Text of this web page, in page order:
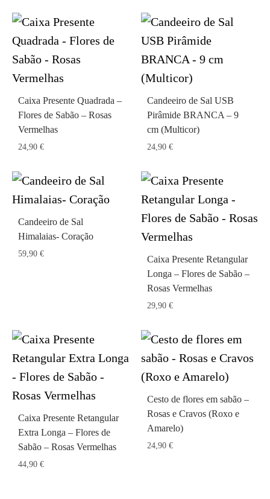
Caixa Presente Quadrada –
Flores de Sabão – Rosas
Vermelhas
24,90 €
Candeeiro de Sal USB
Pirâmide BRANCA – 9
cm (Multicor)
24,90 €
Candeeiro de Sal
Himalaias- Coração
59,90 €
Caixa Presente Retangular
Longa – Flores de Sabão –
Rosas Vermelhas
29,90 €
Caixa Presente Retangular
Extra Longa – Flores de
Sabão – Rosas Vermelhas
44,90 €
Cesto de flores em sabão –
Rosas e Cravos (Roxo e
Amarelo)
24,90 €